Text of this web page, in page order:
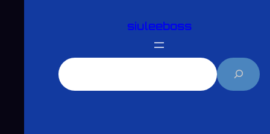
siuleeboss